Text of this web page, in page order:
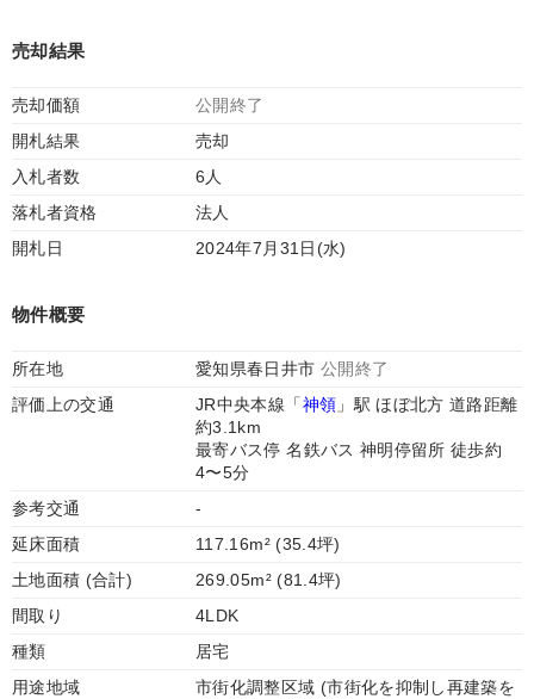
売却結果
売却価額
公開終了
開札結果
売却
入札者数
6人
落札者資格
法人
開札日
2024年7月31日(水)
物件概要
所在地 愛知県春日井市 公開終了
評価上の交通
JR中央本線「神領 」駅 ほぼ北方 道路距離
約3.1km
最寄バス停 名鉄バス 神明停留所 徒歩約
4〜5分
参考交通
-
延床面積
117.16m² (35.4坪)
土地面積 (合計)
269.05m² (81.4坪)
間取り
4LDK
種類
居宅
用途地域
市街化調整区域 (市街化を抑制し再建築を